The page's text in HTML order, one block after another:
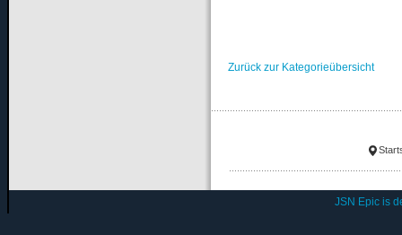
Zurück zur Kategorieübersicht
JSN Epic is